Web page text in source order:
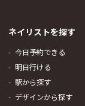
ネイリストを探す
今日予約できる
明日行ける
駅から探す
デザインから探す